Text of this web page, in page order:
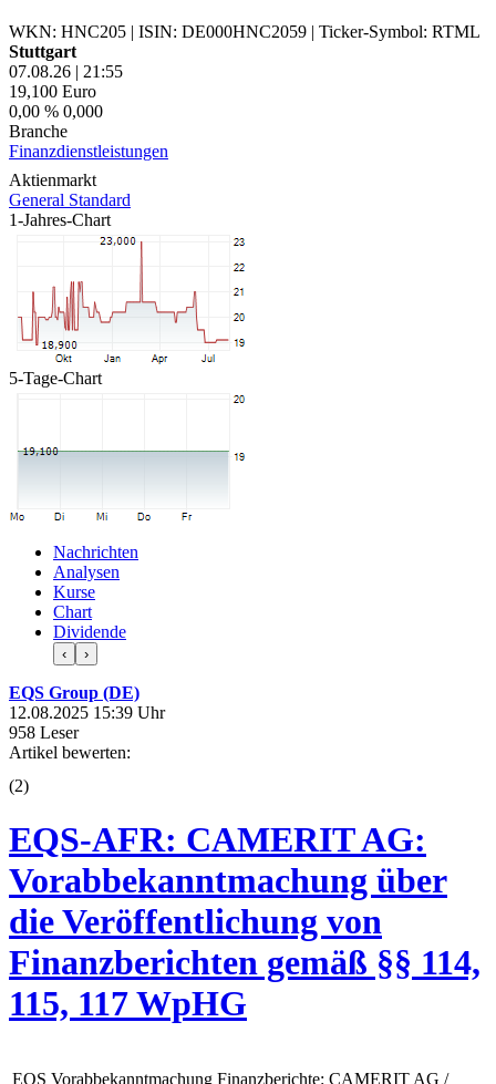
WKN: HNC205 | ISIN: DE000HNC2059 | Ticker-Symbol: RTML
Stuttgart
07.08.26 | 21:55
19,100 Euro
0,00 % 0,000
Branche
Finanzdienstleistungen
Aktienmarkt
General Standard
1-Jahres-Chart
5-Tage-Chart
Nachrichten
Analysen
Kurse
Chart
Dividende
‹ ›
EQS Group (DE)
12.08.2025 15:39 Uhr
958 Leser
Artikel bewerten:
(2)
EQS-AFR: CAMERIT AG:
Vorabbekanntmachung über
die Veröffentlichung von
Finanzberichten gemäß §§ 114,
115, 117 WpHG
EQS Vorabbekanntmachung Finanzberichte: CAMERIT AG /